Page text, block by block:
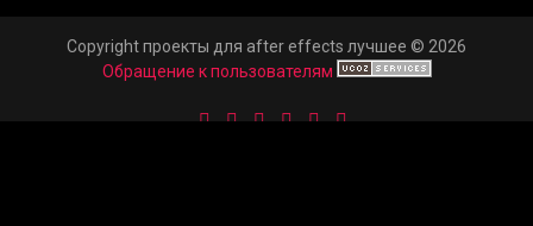
Copyright проекты для after effects лучшее © 2026
Обращение к пользователям